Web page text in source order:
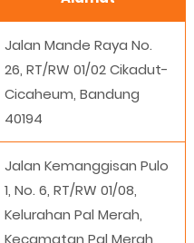
Jalan Mande Raya No.
26, RT/RW 01/02 Cikadut-
Cicaheum, Bandung
40194
Jalan Kemanggisan Pulo
1, No. 6, RT/RW 01/08,
Kelurahan Pal Merah,
Kecamatan Pal Merah,